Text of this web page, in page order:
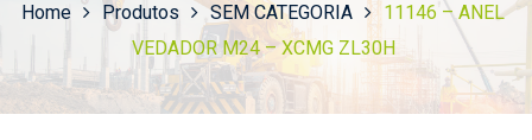
Home Produtos SEM CATEGORIA
11146 – ANEL
VEDADOR M24 – XCMG ZL30H